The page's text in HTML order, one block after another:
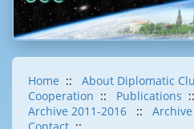
Home :: About Diplomatic
Cooperation :: Publications
Archive 2011-2016
::